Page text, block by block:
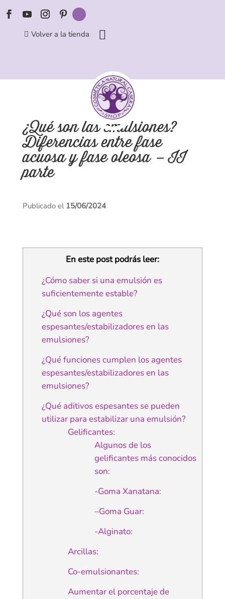
Volver a la tienda
¿Qué son las emulsiones?
Diferencias entre fase
acuosa y fase oleosa – II
parte
Publicado el 15/06/2024
En este post podrás leer:
¿Cómo saber si una emulsión es
suficientemente estable?
¿Qué son los agentes
espesantes/estabilizadores en las
emulsiones?
¿Qué funciones cumplen los agentes
espesantes/estabilizadores en las
emulsiones?
¿Qué aditivos espesantes se pueden
utilizar para estabilizar una emulsión?
Gelificantes:
Algunos de los
gelificantes más conocidos
son:
-Goma Xanatana:
–Goma Guar:
-Alginato:
Arcillas:
Co-emulsionantes:
Aumentar el porcentaje de